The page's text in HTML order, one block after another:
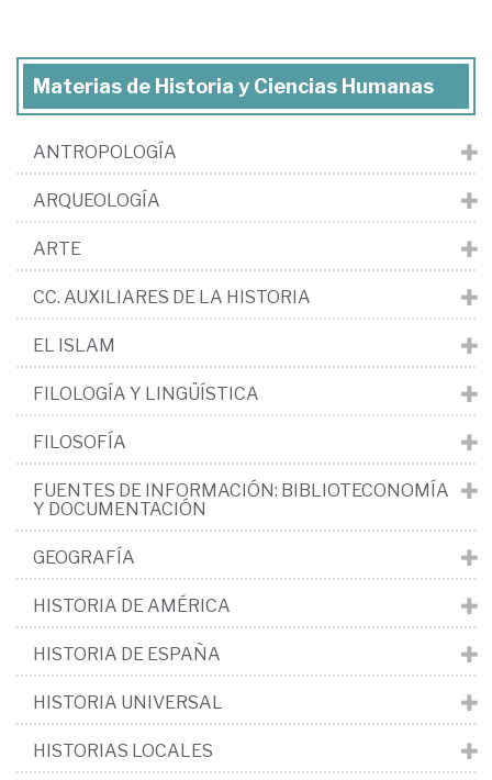
Materias de Historia y Ciencias Humanas
ANTROPOLOGÍA
ARQUEOLOGÍA
ARTE
CC. AUXILIARES DE LA HISTORIA
EL ISLAM
FILOLOGÍA Y LINGÜÍSTICA
FILOSOFÍA
FUENTES DE INFORMACIÓN: BIBLIOTECONOMÍA
Y DOCUMENTACIÓN
GEOGRAFÍA
HISTORIA DE AMÉRICA
HISTORIA DE ESPAÑA
HISTORIA UNIVERSAL
HISTORIAS LOCALES